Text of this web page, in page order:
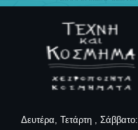
Δευτέρα, Τετάρτη , Σάββατο: